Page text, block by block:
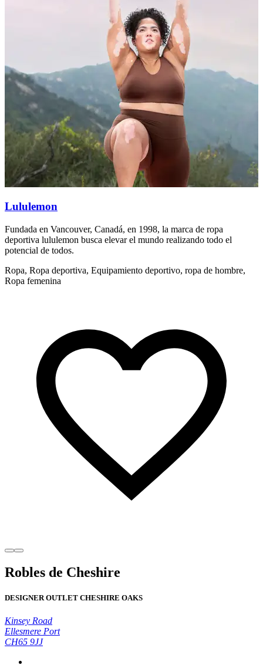
Lululemon
Fundada en Vancouver, Canadá, en 1998, la marca de ropa
deportiva lululemon busca elevar el mundo realizando todo el
potencial de todos.
Ropa, Ropa deportiva, Equipamiento deportivo, ropa de hombre,
Ropa femenina
Robles de Cheshire
DESIGNER OUTLET CHESHIRE OAKS
Kinsey Road
Ellesmere Port
CH65 9JJ